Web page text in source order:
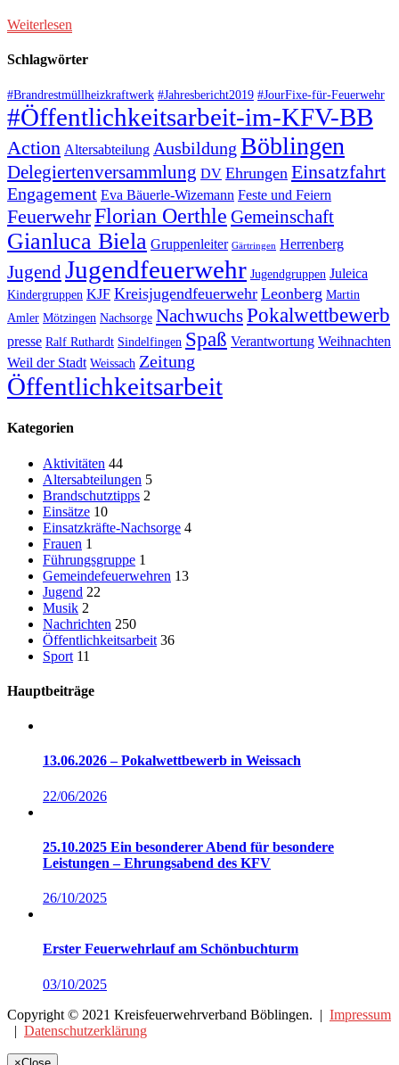
Weiterlesen
Schlagwörter
#Brandrestmüllheizkraftwerk #Jahresbericht2019 #JourFixe-für-Feuerwehr
#Öffentlichkeitsarbeit-im-KFV-BB
Action Altersabteilung Ausbildung Böblingen
Delegiertenversammlung DV Ehrungen Einsatzfahrt
Engagement Eva Bäuerle-Wizemann Feste und Feiern
FeuerwehrFlorian Oerthle Gemeinschaft
Gianluca Biela Gruppenleiter Gärtringen Herrenberg
JugendJugendfeuerwehr Jugendgruppen Juleica
Kindergruppen KJF Kreisjugendfeuerwehr Leonberg Martin
Amler Mötzingen Nachsorge NachwuchsPokalwettbewerb
presse Ralf Ruthardt Sindelfingen Spaß Verantwortung Weihnachten
Weil der Stadt Weissach Zeitung
Öffentlichkeitsarbeit
Kategorien
Aktivitäten 44
Altersabteilungen 5
Brandschutztipps 2
Einsätze 10
Einsatzkräfte-Nachsorge 4
Frauen 1
Führungsgruppe 1
Gemeindefeuerwehren 13
Jugend 22
Musik 2
Nachrichten 250
Öffentlichkeitsarbeit 36
Sport 11
Hauptbeiträge
13.06.2026 – Pokalwettbewerb in Weissach
22/06/2026
25.10.2025 Ein besonderer Abend für besondere
Leistungen – Ehrungsabend des KFV
26/10/2025
Erster Feuerwehrlauf am Schönbuchturm
03/10/2025
Copyright © 2021 Kreisfeuerwehrverband Böblingen. | Impressum
| Datenschutzerklärung